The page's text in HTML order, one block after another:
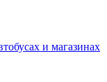
и магазинах